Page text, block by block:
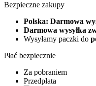
Bezpieczne zakupy
Polska: Darmowa
Darmowa wysyłka
Wysyłamy paczki do
Płać bezpiecznie
Za pobraniem
Przedpłata